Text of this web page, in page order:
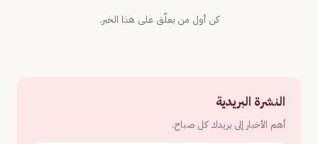
كن أول من يعلّق على هذا الخبر.
النشرة البريدية
أهم الأخبار إلى بريدك كل صباح.